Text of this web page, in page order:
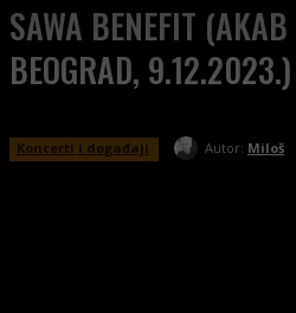
SAWA BENEFIT
BEOGRAD, 9.12.2023.)
Koncerti i događaji Autor: Miloš